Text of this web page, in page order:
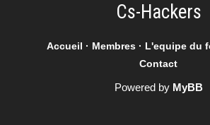
Cs-Hackers
Accueil · Membres· L'equipe du
Contact
Powered by MyBB